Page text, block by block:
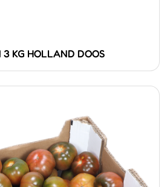
3 KG HOLLAND DOOS